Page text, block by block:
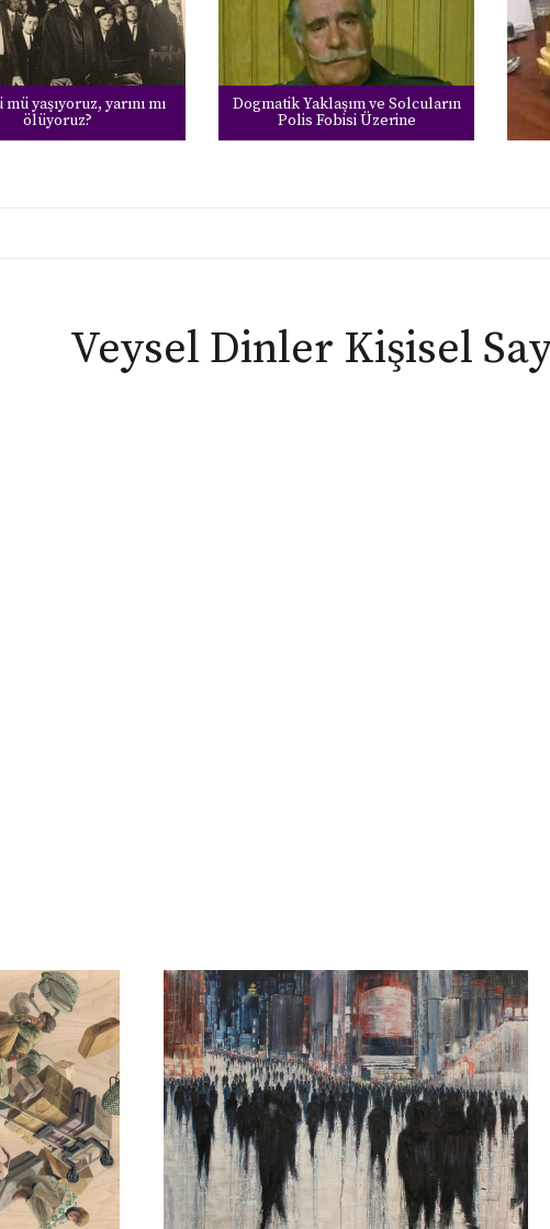
yaşıyoruz, yarını mı
ölüyoruz?
Dogmatik Yaklaşım ve Solcuların
Polis Fobisi Üzerine
Veysel Dinler Kişisel